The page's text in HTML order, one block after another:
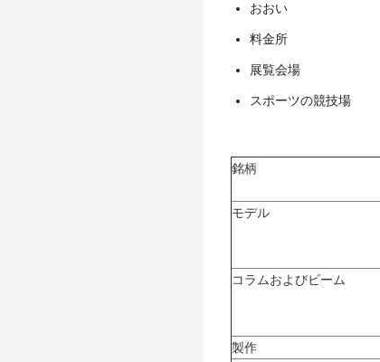
おおい
料金所
展覧会場
スポーツの競技場
銘柄
モデル
コラムおよびビーム
製作